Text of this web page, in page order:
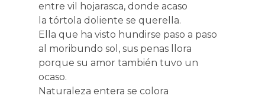
entre vil hojarasca, donde acaso
la tórtola doliente se querella.
Ella que ha visto hundirse paso a paso
al moribundo sol, sus penas llora
porque su amor también tuvo un
ocaso.
Naturaleza entera se colora